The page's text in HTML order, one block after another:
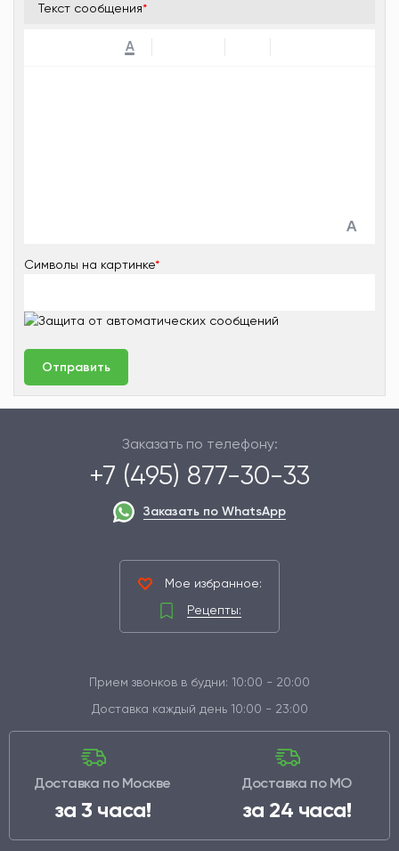
Текст сообщения*
A
Символы на картинке*
Заказать по телефону:
+7 (495) 877-30-33
Заказать по WhatsApp
Мое избранное:
Рецепты:
Прием звонков в будни: 10:00 - 20:00
Доставка каждый день 10:00 - 23:00
Доставка по Москве
за 3 часа!
Доставка по МО
за 24 часа!